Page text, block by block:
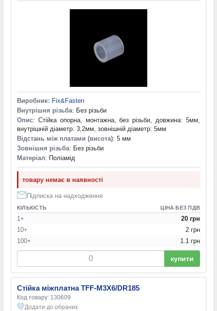
Виробник: Fix&Fasten
Внутрішня різьба: Без різьби
Опис: Стійка опорна, монтажна, без різьби, довжина: 5мм,
внутрішній діаметр: 3,2мм, зовнішній діаметр: 5мм
Відстань між платами (висота): 5 мм
Зовнішня різьба: Без різьби
Матеріал: Поліамід
товару немає в наявності
Підписка на надходження
КІЛЬКІСТЬ ЦІНА БЕЗ ПДВ
1+
20 грн
10+
2 грн
100+
1.1 грн
купити
Стійка міжплатна TFF-M3X6/DR185
Код товару: 130609
Додати до обраних